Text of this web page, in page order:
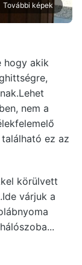
További képek
hogy akik
nem a
ez az
körülvett
várjuk a